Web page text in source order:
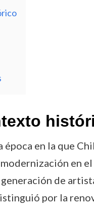
época en la que
en
de
por la